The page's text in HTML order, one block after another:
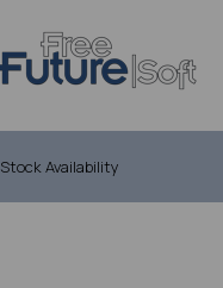
Stock Availability